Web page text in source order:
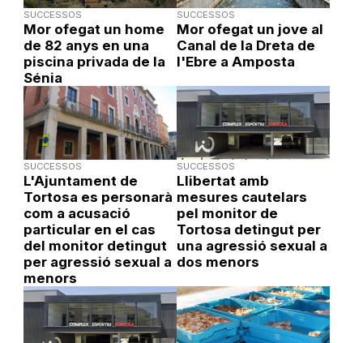
SUCCESSOS
Mor ofegat un home
de 82 anys en una
piscina privada de la
Sénia
SUCCESSOS
Mor ofegat un jove al
Canal de la Dreta de
l'Ebre a Amposta
SUCCESSOS
L'Ajuntament de
Tortosa es personarà
com a acusació
particular en el cas
del monitor detingut
per agressió sexual a
menors
SUCCESSOS
Llibertat amb
mesures cautelars
pel monitor de
Tortosa detingut per
una agressió sexual a
dos menors